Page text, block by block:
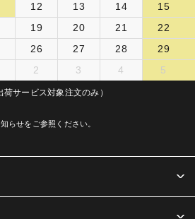
12 13 14
15
19 20 21
22
26 27 28
29
2 3 4 5
サービス対象注文のみ）
らせをご参照ください。